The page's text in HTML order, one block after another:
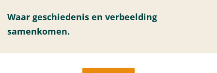
Waar geschiedenis en verbeelding
samenkomen.